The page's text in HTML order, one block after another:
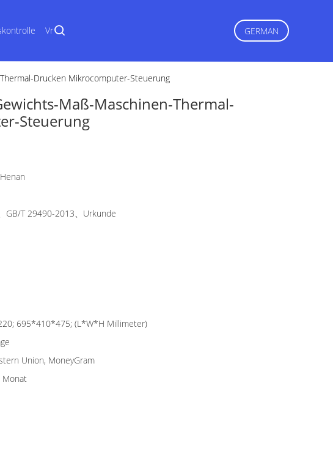
Vr GERMAN
Drucken Mikrocomputer-Steuerung
Maß-Maschinen-Thermal-
Steuerung
GB/T 29490-2013、Urkunde
695*410*475; (L*W*H Millimeter)
Union, MoneyGram